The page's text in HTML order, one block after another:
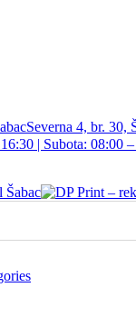
Severna 4, br. 30,